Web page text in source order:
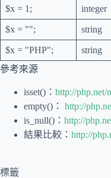
$x = 1; integer
$x = ""; string
$x = "PHP"; string
參考來源
isset()： http://php.net/
empty()： http://
is_null()： http://
結果比較： http://
標籤